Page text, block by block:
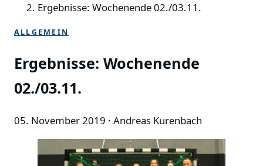
Ergebnisse: Wochenende 02./03.11.
ALLGEMEIN
Ergebnisse: Wochenende
02./03.11.
05. November 2019 · Andreas Kurenbach